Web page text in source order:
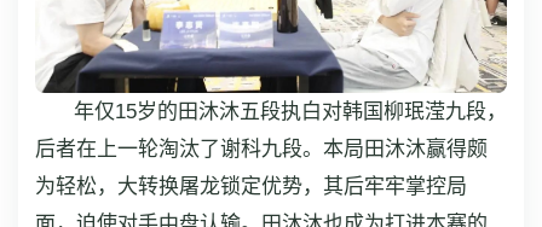
年仅15岁的田沐沐五段执白对韩国柳珉滢九段，
后者在上一轮淘汰了谢科九段。本局田沐沐赢得颇
为轻松，大转换屠龙锁定优势，其后牢牢掌控局